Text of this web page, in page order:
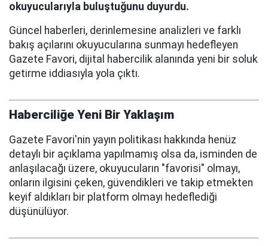
okuyucularıyla buluştuğunu duyurdu.
Güncel haberleri, derinlemesine analizleri ve farklı
bakış açılarını okuyucularına sunmayı hedefleyen
Gazete Favori, dijital habercilik alanında yeni bir soluk
getirme iddiasıyla yola çıktı.
Haberciliğe Yeni Bir Yaklaşım
Gazete Favori'nin yayın politikası hakkında henüz
detaylı bir açıklama yapılmamış olsa da, isminden de
anlaşılacağı üzere, okuyucuların "favorisi" olmayı,
onların ilgisini çeken, güvendikleri ve takip etmekten
keyif aldıkları bir platform olmayı hedeflediği
düşünülüyor.